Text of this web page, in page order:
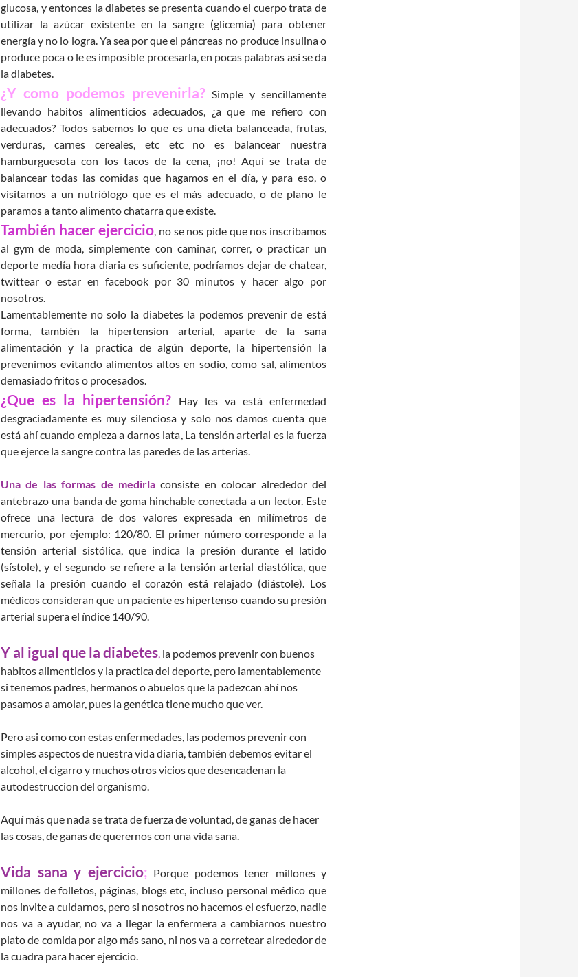
glucosa, y entonces la diabetes se presenta cuando el cuerpo trata de
utilizar la azúcar existente en la sangre (glicemia) para obtener
energía y no lo logra. Ya sea por que el páncreas no produce insulina o
produce poca o le es imposible procesarla, en pocas palabras así se da
la diabetes.
¿Y como podemos prevenirla? Simple y sencillamente
llevando habitos alimenticios adecuados, ¿a que me refiero con
adecuados? Todos sabemos lo que es una dieta balanceada, frutas,
verduras, carnes cereales, etc etc no es balancear nuestra
hamburguesota con los tacos de la cena, ¡no! Aquí se trata de
balancear todas las comidas que hagamos en el día, y para eso, o
visitamos a un nutriólogo que es el más adecuado, o de plano le
paramos a tanto alimento chatarra que existe.
También hacer ejercicio, no se nos pide que nos inscribamos
al gym de moda, simplemente con caminar, correr, o practicar un
deporte medía hora diaria es suficiente, podríamos dejar de chatear,
twittear o estar en facebook por 30 minutos y hacer algo por
nosotros.
Lamentablemente no solo la diabetes la podemos prevenir de está
forma, también la hipertension arterial, aparte de la sana
alimentación y la practica de algún deporte, la hipertensión la
prevenimos evitando alimentos altos en sodio, como sal, alimentos
demasiado fritos o procesados.
¿Que es la hipertensión?
Hay les va está enfermedad
desgraciadamente es muy silenciosa y solo nos damos cuenta que
está ahí cuando empieza a darnos lata, La tensión arterial es la fuerza
que ejerce la sangre contra las paredes de las arterias.
Una de las formas de medirla consiste en colocar alrededor del
antebrazo una banda de goma hinchable conectada a un lector. Este
ofrece una lectura de dos valores expresada en milímetros de
mercurio, por ejemplo: 120/80. El primer número corresponde a la
tensión arterial sistólica, que indica la presión durante el latido
(sístole), y el segundo se refiere a la tensión arterial diastólica, que
señala la presión cuando el corazón está relajado (diástole). Los
médicos consideran que un paciente es hipertenso cuando su presión
arterial supera el índice 140/90.
Y al igual que la diabetes, la podemos prevenir con buenos
habitos alimenticios y la practica del deporte, pero lamentablemente
si tenemos padres, hermanos o abuelos que la padezcan ahí nos
pasamos a amolar, pues la genética tiene mucho que ver.
Pero asi como con estas enfermedades, las podemos prevenir con
simples aspectos de nuestra vida diaria, también debemos evitar el
alcohol, el cigarro y muchos otros vicios que desencadenan la
autodestruccion del organismo.
Aquí más que nada se trata de fuerza de voluntad, de ganas de hacer
las cosas, de ganas de querernos con una vida sana.
Vida sana y ejercicio; Porque podemos tener millones y
millones de folletos, páginas, blogs etc, incluso personal médico que
nos invite a cuidarnos, pero si nosotros no hacemos el esfuerzo, nadie
nos va a ayudar, no va a llegar la enfermera a cambiarnos nuestro
plato de comida por algo más sano, ni nos va a corretear alrededor de
la cuadra para hacer ejercicio.